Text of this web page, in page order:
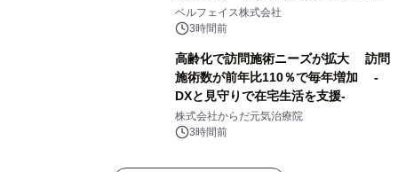
── 敷島住宅×bellSalesAI事例公開
ベルフェイス株式会社
3時間前
高齢化で訪問施術ニーズが拡大 訪問
施術数が前年比110％で毎年増加 -
DXと見守りで在宅生活を支援-
株式会社からだ元気治療院
3時間前